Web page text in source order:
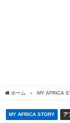
ホーム MY AFRICA
MY AFRICA STORY ア